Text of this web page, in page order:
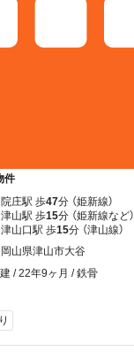
件
院庄駅 歩47分 （姫新線）
津山駅 歩15分 （姫新線など）
津山口駅 歩15分 （津山線）
岡山県津山市大谷
/ 22年9ヶ月 / 鉄骨